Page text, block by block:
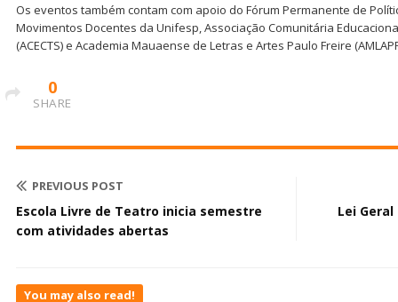
Os eventos também contam com apoio do Fórum Permanente de
Movimentos Docentes da Unifesp, Associação Comunitária
(ACECTS) e Academia Mauaense de Letras e Artes Paulo Freire
0
SHARE
PREVIOUS POST
Escola Livre de Teatro inicia semestre
com atividades abertas
Lei
You may also read!